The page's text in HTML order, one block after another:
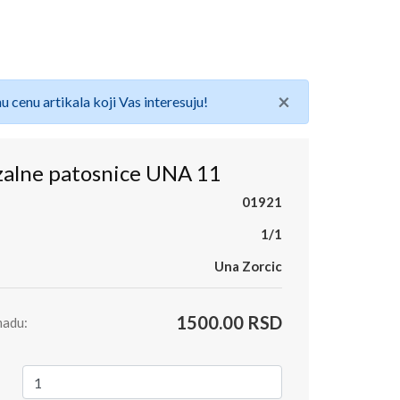
cenu artikala koji Vas interesuju! ×
patosnice UNA 11
01921
1/1
Una Zorcic
1500.00 RSD